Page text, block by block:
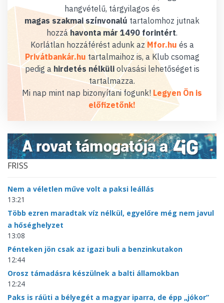
hangvételű, tárgyilagos és
magas szakmai színvonalú tartalomhoz jutnak
hozzáhavonta már 1490 forintért.
Korlátlan hozzáférést adunk az Mfor.hu és a
Privátbankár.hu tartalmaihoz is, a Klub csomag
pedig a hirdetés nélküliolvasási lehetőséget is
tartalmazza.
Mi nap mint nap bizonyítani fogunk! Legyen Ön is
előfizetőnk!
FRISS
Nem a véletlen műve volt a paksi leállás
13:21
Több ezren maradtak víz nélkül, egyelőre még nem javul
a hőséghelyzet
13:08
Pénteken jön csak az igazi buli a benzinkutakon
12:44
Orosz támadásra készülnek a balti államokban
12:24
Paks is ráüti a bélyegét a magyar iparra, de épp „jókor”